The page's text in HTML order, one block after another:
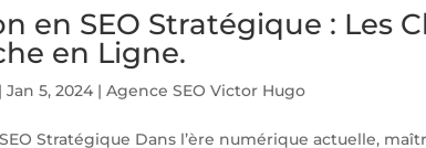
en SEO Stratégique : Les
en Ligne.
|Jan 5, 2024 |Agence SEO Victor Hugo
Stratégique Dans l’ère numérique actuelle,